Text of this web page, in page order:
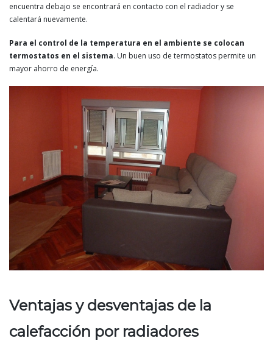
encuentra debajo se encontrará en contacto con el radiador y se
calentará nuevamente.
Para el control de la temperatura en el ambiente se colocan
termostatos en el sistema. Un buen uso de termostatos permite un
mayor ahorro de energía.
Ventajas y desventajas de la
calefacción por radiadores